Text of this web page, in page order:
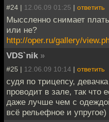
#24 | 12.06.09 01:25 | ответить
Мыссленно снимает
или не?
http://oper.ru/gallery/
VDS`nik »
#25 | 12.06.09 10:14 | ответить
судя по трицепсу,
проводит в зале, так что
даже лучше чем с
всё рельефное и упругое)